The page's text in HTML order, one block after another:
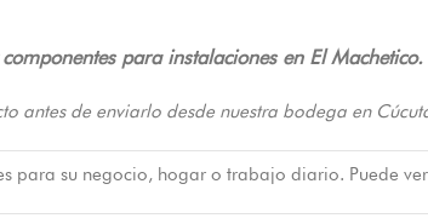
para instalaciones en El
antes de enviarlo desde nuestra bodega en
para su negocio, hogar o trabajo diario. Puede